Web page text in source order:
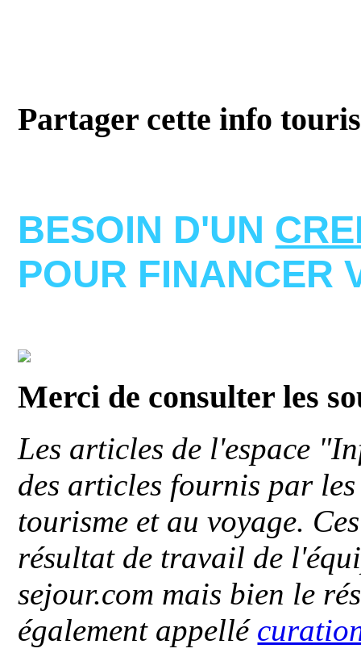
Partager cette info
BESOIN D'UN
POUR FINANCER
Merci de consulter les
Les articles de l'espace
des articles fournis par
tourisme et au voyage.
résultat de travail de
sejour.com mais bien le
également appellé